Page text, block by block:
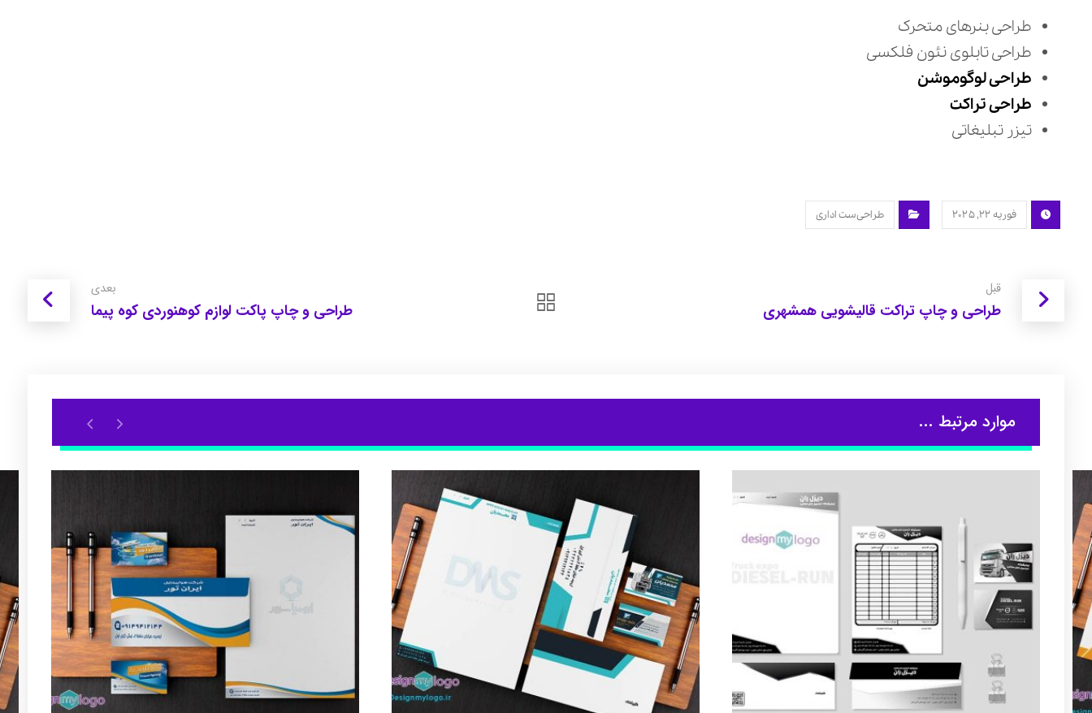
طراحی بنرهای متحرک
طراحی تابلوی نئون فلکسی
طراحی لوگوموشن
طراحی تراکت
تیزر تبلیغاتی
فوریه ۲۲, ۲۰۲۵ طراحی ست اداری
قبل
طراحی و چاپ تراکت قالیشویی همشهری
بعدی
طراحی و چاپ پاکت لوازم کوهنوردی کوه پیما
موارد مرتبط ...